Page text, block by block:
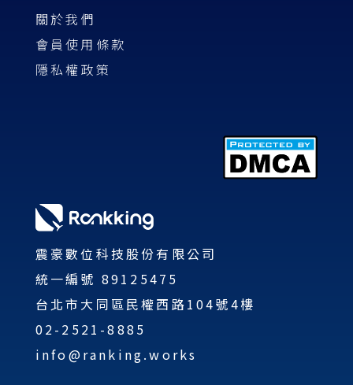
震豪數位科技股份有限公司
統一編號 89125475
台北市大同區民權西路104號4樓
02-2521-8885
info@ranking.works
關於我們
會員使用條款
隱私權政策